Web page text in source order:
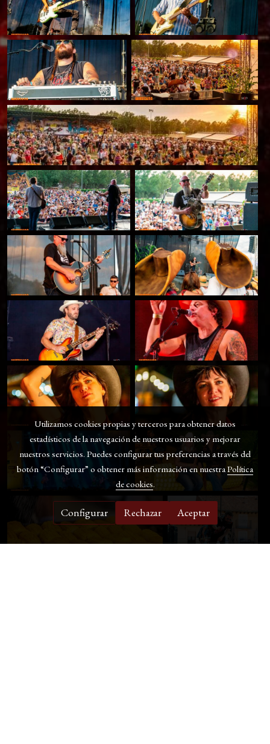
Utilizamos cookies propias y terceros para obtener datos
estadísticos de la navegación de nuestros usuarios y mejorar
nuestros servicios. Puedes configurar tus preferencias a través del
botón “Configurar” o obtener más información en nuestraPolítica
de cookies.
Configurar Rechazar Aceptar